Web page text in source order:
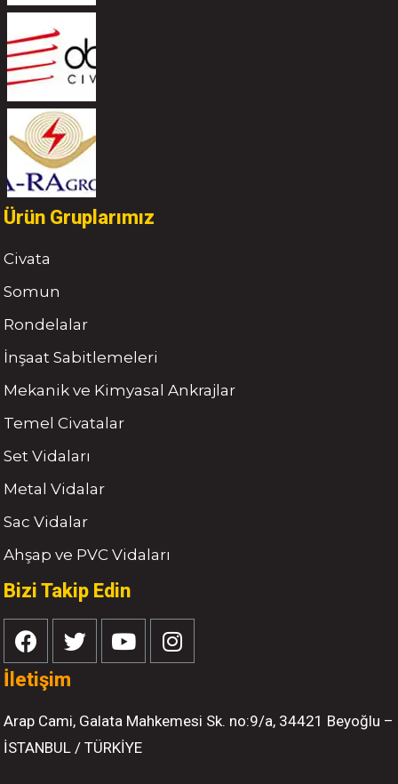
Ürün Gruplarımız
Civata
Somun
Rondelalar
İnşaat Sabitlemeleri
Mekanik ve Kimyasal Ankrajlar
Temel Civatalar
Set Vidaları
Metal Vidalar
Sac Vidalar
Ahşap ve PVC Vidaları
Bizi Takip Edin
İletişim
Arap Cami, Galata Mahkemesi Sk. no:9/a, 34421 Beyoğlu –
İSTANBUL / TÜRKİYE